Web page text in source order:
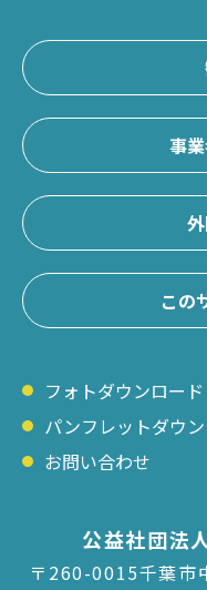
事
この
フォトダウンロード
パンフレットダウ
お問い合わせ
公益社団法
〒260-0015千葉市